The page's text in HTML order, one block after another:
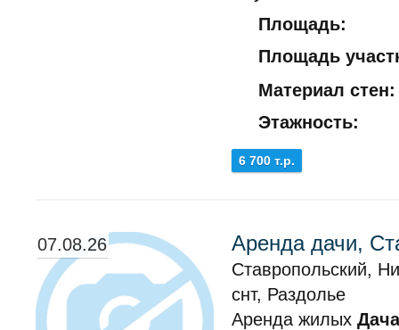
Площадь:
Площадь
Материал стен:
Этажность:
6 700 т.р.
07.08.26 Аренда дачи,
Ставропольский,
снт, Раздолье
Аренда жилых Дача